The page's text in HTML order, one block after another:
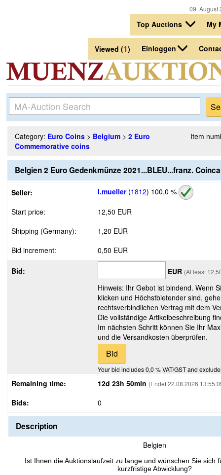
09.
Top Auctions My
Viewed (1) Einloggen
Category: Euro Coins > Belgium > 2 Euro
Commemorative coins
Item
Belgien 2 Euro Gedenkmünze 2021...BLEU...franz.
Seller: l.mueller(1812) 100,0 %
Start price:
12,50 EUR
Shipping (Germany):
1,20 EUR
Bid increment:
0,50 EUR
Bid: EUR (At least
Hinweis: Ihr Gebot ist bindend. Wenn
klicken und Höchstbietender sind,
rechtsverbindlichen Vertrag mit dem
Die vollständige Artikelbeschreibung
Im nächsten Schritt können Sie Ihr
und die Versandkosten überprüfen.
Your bid includes 0,0 % VAT/GST and
Remaining time: 12d 23h 50min (Endet 22.08.2026
Bids: 0
Description
Belgien
Ist Ihnen die Auktionslaufzeit zu lange und wünschen Sie sich
kurzfristige Abwicklung?